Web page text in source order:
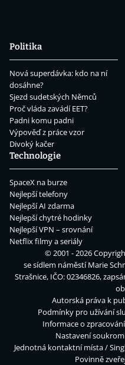
Politika
Nová superdávka: kdo na ní
dosáhne?
Sjezd sudetských Němců
Proč vláda zavádí EET?
Padni komu padni
Výpověď z práce vzor
Divoký kačer
Technologie
SpaceX na burze
Nejlepší telefony
Nejlepší AI zdarma
Nejlepší chytré hodinky
Nejlepší VPN – srovnání
Netflix filmy a seriály
© 2001 - 2026
se sídlem náměstí Marie
Strašnice, IČO: 02346826,
Autorská práva k
Podmínky pro užívání
Informace o
Nastavení
Jednotná kontaktní místa /
Povinně